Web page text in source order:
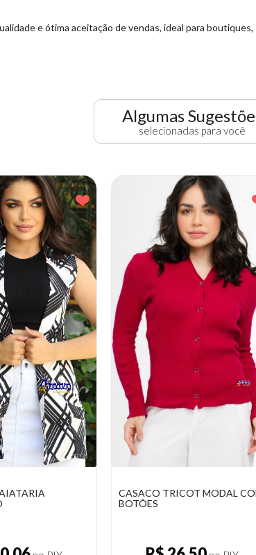
e ótima aceitação de vendas, ideal para
Algumas
selecionadas para você
MODAL COM
CASACO TRICOT DETALHE
LISTRAS E BOTÕES